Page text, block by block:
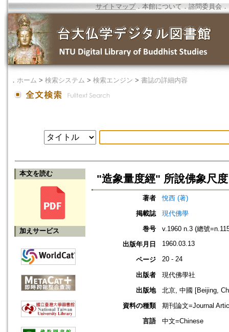
サイトマップ．本館について ． 諮問委員会 ．
． ホーム > 検索システム > 検索エンジン > 書誌の詳細内容
本文を読む
加えサービス
"造象量度經" 所說佛象尺度
著者
悅西 (著)
掲載誌
現代佛學
巻号
v.1960 n.3 (總號
出版年月日
1960.03.13
ページ 20 - 24
出版者
現代佛學社
出版地
北京, 中國 [Beijing,
資料の種類
期刊論文=Journal
言語
中文=Chinese